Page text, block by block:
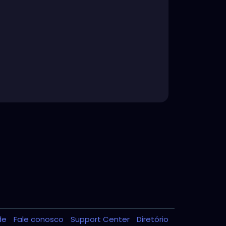
Fale conosco Support Center Diretório